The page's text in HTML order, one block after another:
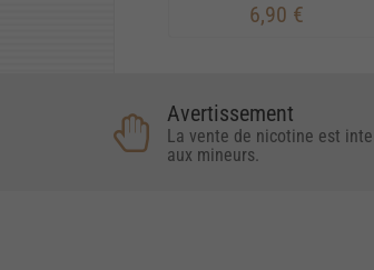
6,90 €
Avertissement
La vente de nicotine est
aux mineurs.